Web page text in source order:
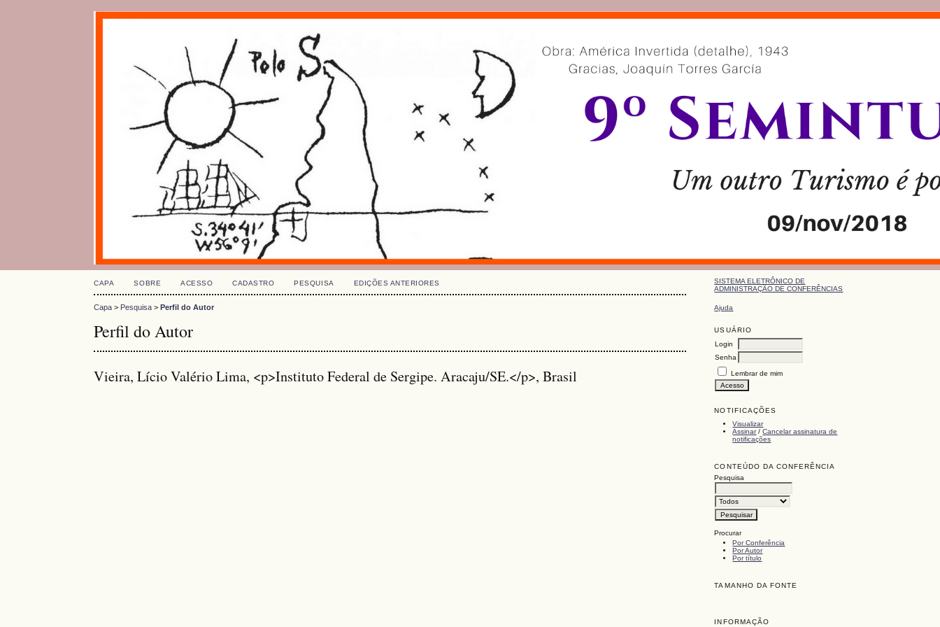
SISTEMA ELETRÔNICO DE
ADMINISTRAÇÃO DE CONFERÊNCIAS
Ajuda
USUÁRIO
Login
Senha
Lembrar de mim
NOTIFICAÇÕES
Visualizar
Assinar/Cancelar assinatura de
notificações
CONTEÚDO DA CONFERÊNCIA
Pesquisa
Procurar
Por Conferência
Por Autor
Por título
TAMANHO DA FONTE
INFORMAÇÃO
CAPA SOBRE ACESSO CADASTRO PESQUISA EDIÇÕES ANTERIORES
Capa > Pesquisa >Perfil do Autor
Perfil do Autor
Vieira, Lício Valério Lima, <p>Instituto Federal de Sergipe. Aracaju/SE.</p>, Brasil